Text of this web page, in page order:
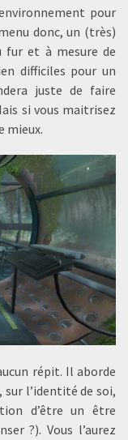
pour
donc, un (très)
fur et à mesure de
difficiles pour un
juste de faire
si vous maitrisez
mieux.
répit. Il aborde
l’identité de soi,
d’être un être
?). Vous l’aurez